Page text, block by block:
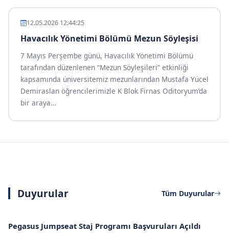
12.05.2026 12:44:25
Havacılık Yönetimi Bölümü Mezun Söyleşisi
7 Mayıs Perşembe günü, Havacılık Yönetimi Bölümü
tarafından düzenlenen “Mezun Söyleşileri” etkinliği
kapsamında üniversitemiz mezunlarından Mustafa Yücel
Demiraslan öğrencilerimizle K Blok Firnas Oditoryum’da
bir araya…
Duyurular Tüm Duyurular
Pegasus Jumpseat Staj Programı Başvuruları Açıldı